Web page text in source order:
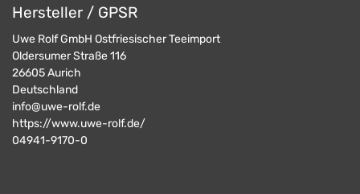
Hersteller / GPSR
Uwe Rolf GmbH Ostfriesischer Teeimport
Oldersumer Straße 116
26605Aurich
Deutschland
info@uwe-rolf.de
https://www.uwe-rolf.de/
04941-9170-0